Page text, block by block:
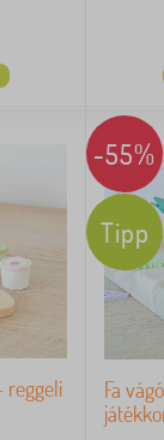
reggeli
-55%
Tipp
Fa